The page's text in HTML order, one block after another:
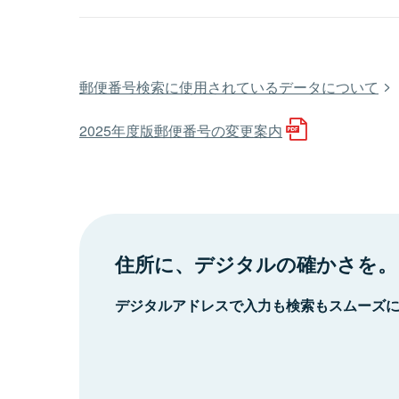
郵便番号検索に使用されているデータについて
2025年度版郵便番号の変更案内
住所に、デジタルの確かさを。
デジタルアドレスで入力も検索もスムーズ